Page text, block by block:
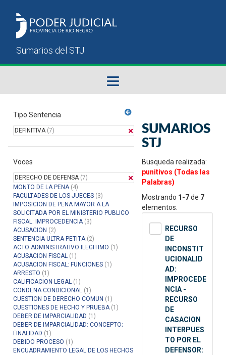
Sumarios del STJ
Manual del Usuario
Tipo Sentencia
DEFINITIVA(7)
Voces
DERECHO DE DEFENSA(7)
MONTO DE LA PENA(4)
FACULTADES DE LOS JUECES (3)
IMPOSICION DE PENA MAYOR A LA
SOLICITADA POR EL MINISTERIO PUBLICO
FISCAL: IMPROCEDENCIA(3)
ACUSACION (2)
SENTENCIA ULTRA PETITA(2)
ACTO ADMINISTRATIVO ILEGITIMO (1)
ACUSACION FISCAL (1)
ACUSACION FISCAL: FUNCIONES (1)
ARRESTO (1)
CALIFICACION LEGAL (1)
CONDENA CONDICIONAL (1)
CUESTION DE DERECHO COMUN (1)
CUESTIONES DE HECHO Y PRUEBA(1)
DEBER DE IMPARCIALIDAD (1)
DEBER DE IMPARCIALIDAD: CONCEPTO;
FINALIDAD (1)
DEBIDO PROCESO (1)
ENCUADRAMIENTO LEGAL DE LOS HECHOS
SUMARIOS
STJ
Busqueda realizada:
punitivos (Todas las
Palabras)
Mostrando 1-7de 7
elementos.
RECURSO
DE
INCONSTIT
UCIONALID
AD:
IMPROCEDE
NCIA -
RECURSO
DE
CASACION
INTERPUES
TO POR EL
DEFENSOR: